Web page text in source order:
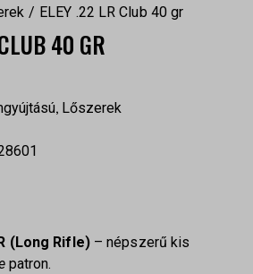
ELEY .22 LR Club 40 gr
40 GR
, Lőszerek
(Long Rifle)– népszerű kis
patron.